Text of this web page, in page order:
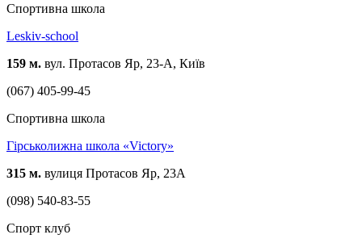
Спортивна школа
Leskiv-school
159 м. вул. Протасов Яр, 23-А, Київ
(067) 405-99-45
Спортивна школа
Гірськолижна школа «Victory»
315 м. вулиця Протасов Яр, 23А
(098) 540-83-55
Спорт клуб